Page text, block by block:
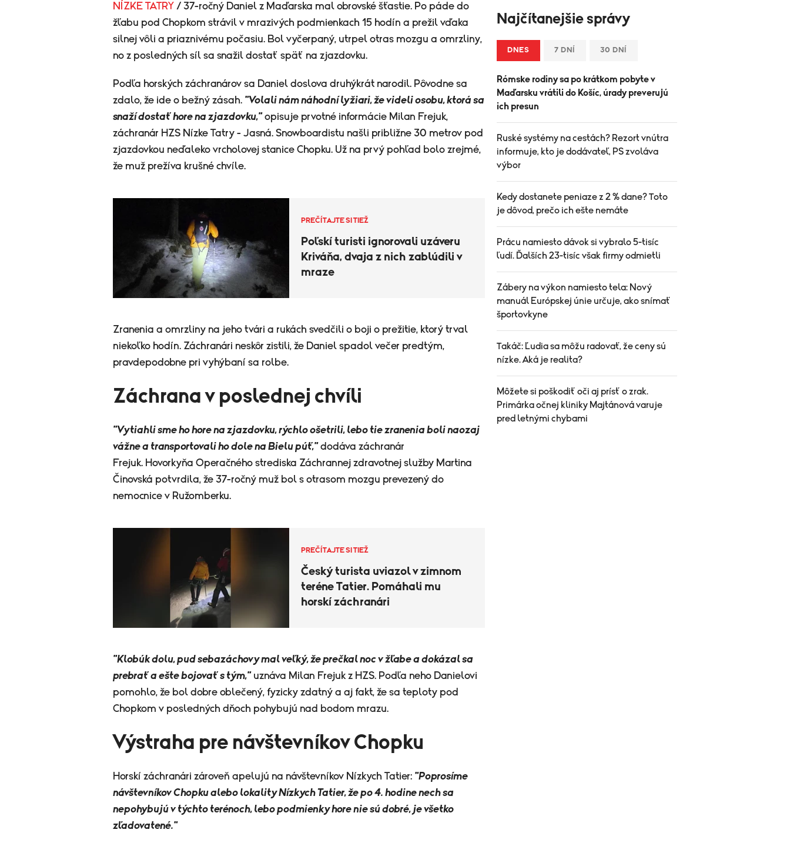
NÍZKE TATRY / 37-ročný Daniel z Maďarska mal obrovské šťastie. Po páde do
žľabu pod Chopkom strávil v mrazivých podmienkach 15 hodín a prežil vďaka
silnej vôli a priaznivému počasiu. Bol vyčerpaný, utrpel otras mozgu a omrzliny,
no z posledných síl sa snažil dostať späť na zjazdovku.
Podľa horských záchranárov sa Daniel doslova druhýkrát narodil. Pôvodne sa
zdalo, že ide o bežný zásah. "Volali nám náhodní lyžiari, že videli osobu, ktorá sa
snaží dostať hore na zjazdovku," opisuje prvotné informácie Milan Frejuk,
záchranár HZS Nízke Tatry - Jasná. Snowboardistu našli približne 30 metrov pod
zjazdovkou neďaleko vrcholovej stanice Chopku. Už na prvý pohľad bolo zrejmé,
že muž prežíva krušné chvíle.
PREČÍTAJTE SI TIEŽ
Poľskí turisti ignorovali uzáveru
Kriváňa, dvaja z nich zablúdili v
mraze
Zranenia a omrzliny na jeho tvári a rukách svedčili o boji o prežitie, ktorý trval
niekoľko hodín. Záchranári neskôr zistili, že Daniel spadol večer predtým,
pravdepodobne pri vyhýbaní sa rolbe.
Záchrana v poslednej chvíli
"Vytiahli sme ho hore na zjazdovku, rýchlo ošetrili, lebo tie zranenia boli naozaj
vážne a transportovali ho dole na Bielu púť," dodáva záchranár
Frejuk. Hovorkyňa Operačného strediska Záchrannej zdravotnej služby Martina
Činovská potvrdila, že 37-ročný muž bol s otrasom mozgu prevezený do
nemocnice v Ružomberku.
PREČÍTAJTE SI TIEŽ
Český turista uviazol v zimnom
teréne Tatier. Pomáhali mu
horskí záchranári
"Klobúk dolu, pud sebazáchovy mal veľký, že prečkal noc v žľabe a dokázal sa
prebrať a ešte bojovať s tým," uznáva Milan Frejuk z HZS. Podľa neho Danielovi
pomohlo, že bol dobre oblečený, fyzicky zdatný a aj fakt, že sa teploty pod
Chopkom v posledných dňoch pohybujú nad bodom mrazu.
Výstraha pre návštevníkov Chopku
Horskí záchranári zároveň apelujú na návštevníkov Nízkych Tatier: "Poprosíme
návštevníkov Chopku alebo lokality Nízkych Tatier, že po 4. hodine nech sa
nepohybujú v týchto terénoch, lebo podmienky hore nie sú dobré, je všetko
zľadovatené."
Najčítanejšie správy
DNES 7 DNÍ 30 DNÍ
Rómske rodiny sa po krátkom pobyte v
Maďarsku vrátili do Košíc, úrady preverujú
ich presun
Ruské systémy na cestách? Rezort vnútra
informuje, kto je dodávateľ, PS zvoláva
výbor
Kedy dostanete peniaze z 2 % dane? Toto
je dôvod, prečo ich ešte nemáte
Prácu namiesto dávok si vybralo 5-tisíc
ľudí. Ďalších 23-tisíc však firmy odmietli
Zábery na výkon namiesto tela: Nový
manuál Európskej únie určuje, ako snímať
športovkyne
Takáč: Ľudia sa môžu radovať, že ceny sú
nízke. Aká je realita?
Môžete si poškodiť oči aj prísť o zrak.
Primárka očnej kliniky Majtánová varuje
pred letnými chybami